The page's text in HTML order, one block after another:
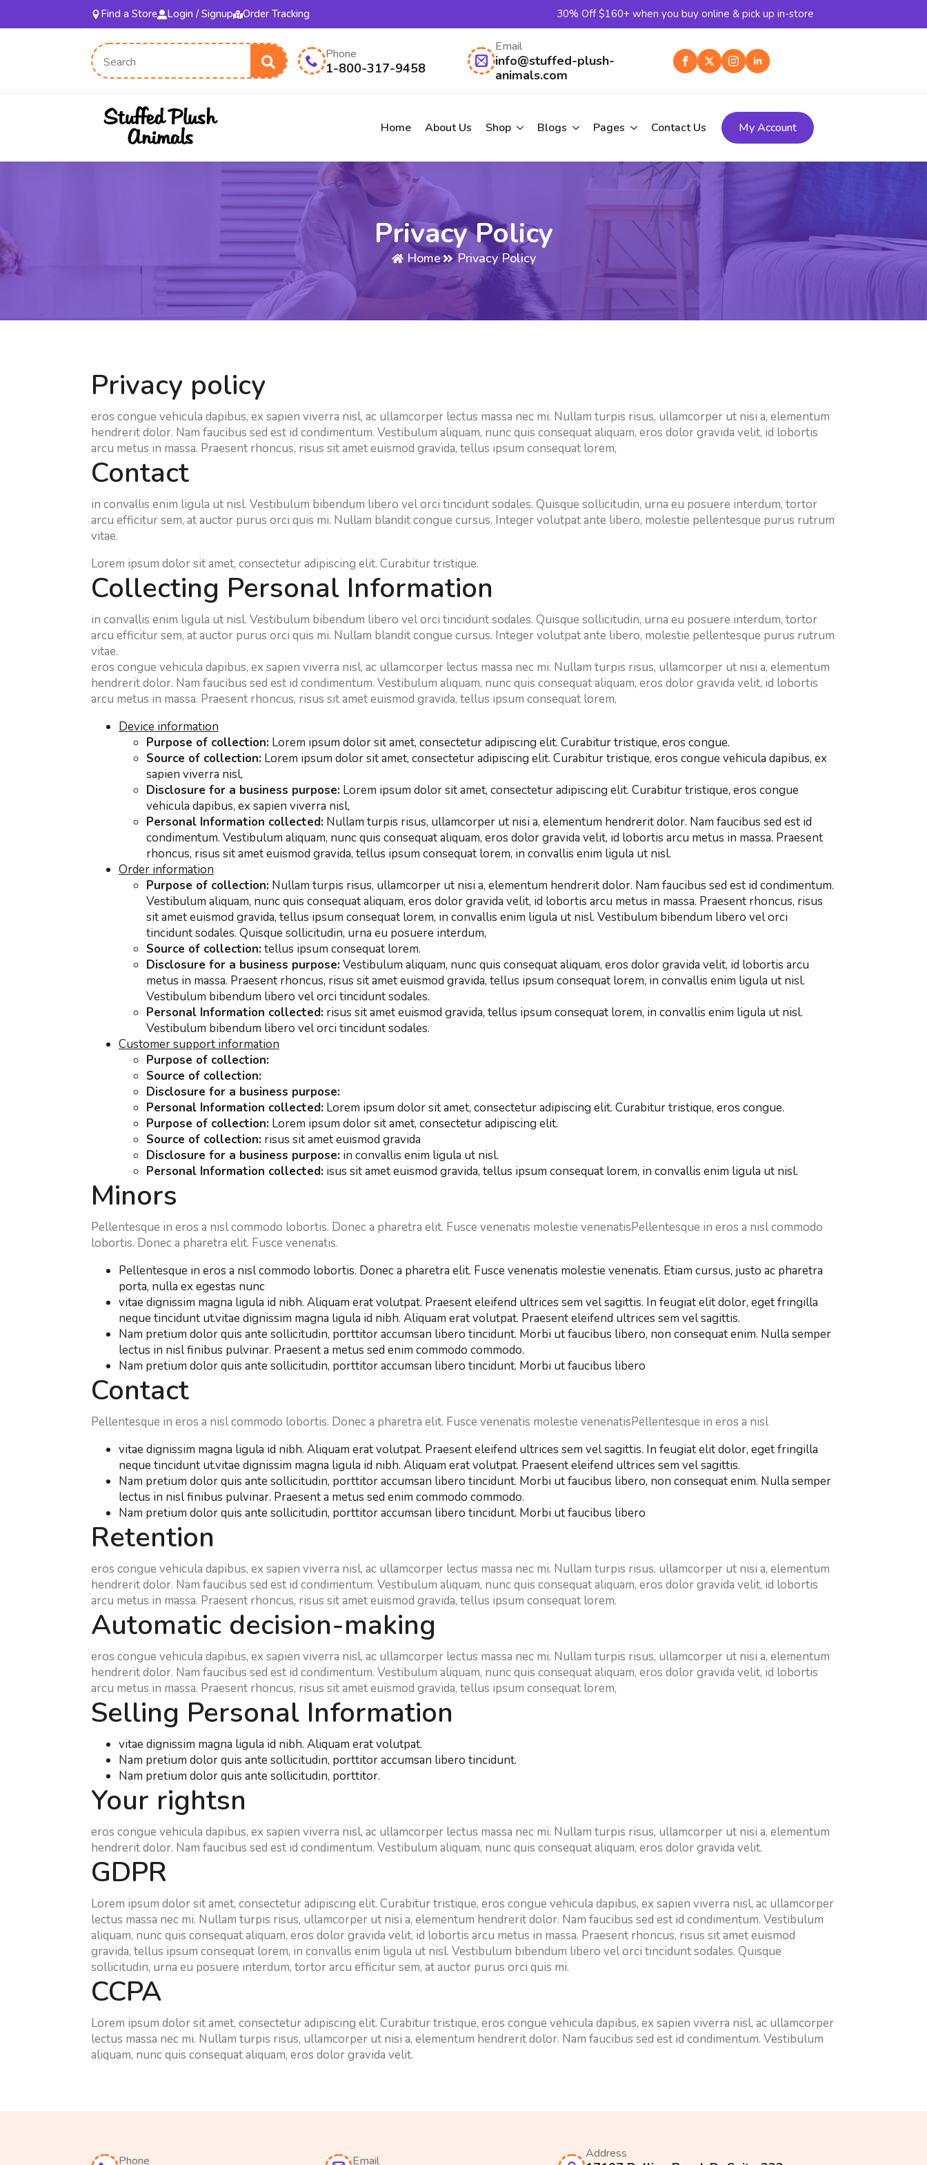
Find a Store Login / Signup Order Tracking 30% Off $160+ when you buy online & pick up in-store
Search
for:
Phone
1-800-317-9458
Email
info@stuffed-plush-
animals.com
Home About Us Shop Blogs Pages Contact Us My Account
Privacy Policy
Home Privacy Policy
Privacy policy
eros congue vehicula dapibus, ex sapien viverra nisl, ac ullamcorper lectus massa nec mi. Nullam turpis risus, ullamcorper ut nisi a, elementum
hendrerit dolor. Nam faucibus sed est id condimentum. Vestibulum aliquam, nunc quis consequat aliquam, eros dolor gravida velit, id lobortis
arcu metus in massa. Praesent rhoncus, risus sit amet euismod gravida, tellus ipsum consequat lorem,
Contact
in convallis enim ligula ut nisl. Vestibulum bibendum libero vel orci tincidunt sodales. Quisque sollicitudin, urna eu posuere interdum, tortor
arcu efficitur sem, at auctor purus orci quis mi. Nullam blandit congue cursus. Integer volutpat ante libero, molestie pellentesque purus rutrum
vitae.
Lorem ipsum dolor sit amet, consectetur adipiscing elit. Curabitur tristique.
Collecting Personal Information
in convallis enim ligula ut nisl. Vestibulum bibendum libero vel orci tincidunt sodales. Quisque sollicitudin, urna eu posuere interdum, tortor
arcu efficitur sem, at auctor purus orci quis mi. Nullam blandit congue cursus. Integer volutpat ante libero, molestie pellentesque purus rutrum
vitae.
eros congue vehicula dapibus, ex sapien viverra nisl, ac ullamcorper lectus massa nec mi. Nullam turpis risus, ullamcorper ut nisi a, elementum
hendrerit dolor. Nam faucibus sed est id condimentum. Vestibulum aliquam, nunc quis consequat aliquam, eros dolor gravida velit, id lobortis
arcu metus in massa. Praesent rhoncus, risus sit amet euismod gravida, tellus ipsum consequat lorem,
Device information
Purpose of collection: Lorem ipsum dolor sit amet, consectetur adipiscing elit. Curabitur tristique, eros congue.
Source of collection: Lorem ipsum dolor sit amet, consectetur adipiscing elit. Curabitur tristique, eros congue vehicula dapibus, ex
sapien viverra nisl,
Disclosure for a business purpose: Lorem ipsum dolor sit amet, consectetur adipiscing elit. Curabitur tristique, eros congue
vehicula dapibus, ex sapien viverra nisl,
Personal Information collected: Nullam turpis risus, ullamcorper ut nisi a, elementum hendrerit dolor. Nam faucibus sed est id
condimentum. Vestibulum aliquam, nunc quis consequat aliquam, eros dolor gravida velit, id lobortis arcu metus in massa. Praesent
rhoncus, risus sit amet euismod gravida, tellus ipsum consequat lorem, in convallis enim ligula ut nisl.
Order information
Purpose of collection: Nullam turpis risus, ullamcorper ut nisi a, elementum hendrerit dolor. Nam faucibus sed est id condimentum.
Vestibulum aliquam, nunc quis consequat aliquam, eros dolor gravida velit, id lobortis arcu metus in massa. Praesent rhoncus, risus
sit amet euismod gravida, tellus ipsum consequat lorem, in convallis enim ligula ut nisl. Vestibulum bibendum libero vel orci
tincidunt sodales. Quisque sollicitudin, urna eu posuere interdum,
Source of collection:tellus ipsum consequat lorem.
Disclosure for a business purpose:Vestibulum aliquam, nunc quis consequat aliquam, eros dolor gravida velit, id lobortis arcu
metus in massa. Praesent rhoncus, risus sit amet euismod gravida, tellus ipsum consequat lorem, in convallis enim ligula ut nisl.
Vestibulum bibendum libero vel orci tincidunt sodales.
Personal Information collected: risus sit amet euismod gravida, tellus ipsum consequat lorem, in convallis enim ligula ut nisl.
Vestibulum bibendum libero vel orci tincidunt sodales.
Customer support information
Purpose of collection:
Source of collection:
Disclosure for a business purpose:
Personal Information collected: Lorem ipsum dolor sit amet, consectetur adipiscing elit. Curabitur tristique, eros congue.
Purpose of collection: Lorem ipsum dolor sit amet, consectetur adipiscing elit.
Source of collection: risus sit amet euismod gravida
Disclosure for a business purpose: in convallis enim ligula ut nisl.
Personal Information collected: isus sit amet euismod gravida, tellus ipsum consequat lorem, in convallis enim ligula ut nisl.
Minors
Pellentesque in eros a nisl commodo lobortis. Donec a pharetra elit. Fusce venenatis molestie venenatisPellentesque in eros a nisl commodo
lobortis. Donec a pharetra elit. Fusce venenatis.
Pellentesque in eros a nisl commodo lobortis. Donec a pharetra elit. Fusce venenatis molestie venenatis. Etiam cursus, justo ac pharetra
porta, nulla ex egestas nunc
vitae dignissim magna ligula id nibh. Aliquam erat volutpat. Praesent eleifend ultrices sem vel sagittis. In feugiat elit dolor, eget fringilla
neque tincidunt ut.vitae dignissim magna ligula id nibh. Aliquam erat volutpat. Praesent eleifend ultrices sem vel sagittis.
Nam pretium dolor quis ante sollicitudin, porttitor accumsan libero tincidunt. Morbi ut faucibus libero, non consequat enim. Nulla semper
lectus in nisl finibus pulvinar. Praesent a metus sed enim commodo commodo.
Nam pretium dolor quis ante sollicitudin, porttitor accumsan libero tincidunt. Morbi ut faucibus libero
Contact
Pellentesque in eros a nisl commodo lobortis. Donec a pharetra elit. Fusce venenatis molestie venenatisPellentesque in eros a nisl
vitae dignissim magna ligula id nibh. Aliquam erat volutpat. Praesent eleifend ultrices sem vel sagittis. In feugiat elit dolor, eget fringilla
neque tincidunt ut.vitae dignissim magna ligula id nibh. Aliquam erat volutpat. Praesent eleifend ultrices sem vel sagittis.
Nam pretium dolor quis ante sollicitudin, porttitor accumsan libero tincidunt. Morbi ut faucibus libero, non consequat enim. Nulla semper
lectus in nisl finibus pulvinar. Praesent a metus sed enim commodo commodo.
Nam pretium dolor quis ante sollicitudin, porttitor accumsan libero tincidunt. Morbi ut faucibus libero
Retention
eros congue vehicula dapibus, ex sapien viverra nisl, ac ullamcorper lectus massa nec mi. Nullam turpis risus, ullamcorper ut nisi a, elementum
hendrerit dolor. Nam faucibus sed est id condimentum. Vestibulum aliquam, nunc quis consequat aliquam, eros dolor gravida velit, id lobortis
arcu metus in massa. Praesent rhoncus, risus sit amet euismod gravida, tellus ipsum consequat lorem.
Automatic decision-making
eros congue vehicula dapibus, ex sapien viverra nisl, ac ullamcorper lectus massa nec mi. Nullam turpis risus, ullamcorper ut nisi a, elementum
hendrerit dolor. Nam faucibus sed est id condimentum. Vestibulum aliquam, nunc quis consequat aliquam, eros dolor gravida velit, id lobortis
arcu metus in massa. Praesent rhoncus, risus sit amet euismod gravida, tellus ipsum consequat lorem,
Selling Personal Information
vitae dignissim magna ligula id nibh. Aliquam erat volutpat.
Nam pretium dolor quis ante sollicitudin, porttitor accumsan libero tincidunt.
Nam pretium dolor quis ante sollicitudin, porttitor.
Your rightsn
eros congue vehicula dapibus, ex sapien viverra nisl, ac ullamcorper lectus massa nec mi. Nullam turpis risus, ullamcorper ut nisi a, elementum
hendrerit dolor. Nam faucibus sed est id condimentum. Vestibulum aliquam, nunc quis consequat aliquam, eros dolor gravida velit.
GDPR
Lorem ipsum dolor sit amet, consectetur adipiscing elit. Curabitur tristique, eros congue vehicula dapibus, ex sapien viverra nisl, ac ullamcorper
lectus massa nec mi. Nullam turpis risus, ullamcorper ut nisi a, elementum hendrerit dolor. Nam faucibus sed est id condimentum. Vestibulum
aliquam, nunc quis consequat aliquam, eros dolor gravida velit, id lobortis arcu metus in massa. Praesent rhoncus, risus sit amet euismod
gravida, tellus ipsum consequat lorem, in convallis enim ligula ut nisl. Vestibulum bibendum libero vel orci tincidunt sodales. Quisque
sollicitudin, urna eu posuere interdum, tortor arcu efficitur sem, at auctor purus orci quis mi.
CCPA
Lorem ipsum dolor sit amet, consectetur adipiscing elit. Curabitur tristique, eros congue vehicula dapibus, ex sapien viverra nisl, ac ullamcorper
lectus massa nec mi. Nullam turpis risus, ullamcorper ut nisi a, elementum hendrerit dolor. Nam faucibus sed est id condimentum. Vestibulum
aliquam, nunc quis consequat aliquam, eros dolor gravida velit.
Phone Email Address